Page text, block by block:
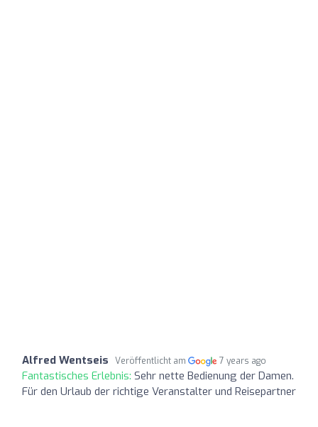
Alfred Wentseis Veröffentlicht am 7 years ago
Fantastisches Erlebnis: Sehr nette Bedienung der Damen.
Für den Urlaub der richtige Veranstalter und Reisepartner